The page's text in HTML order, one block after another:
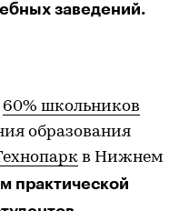
заведений.
60% школьников
образования
в Нижнем
практической